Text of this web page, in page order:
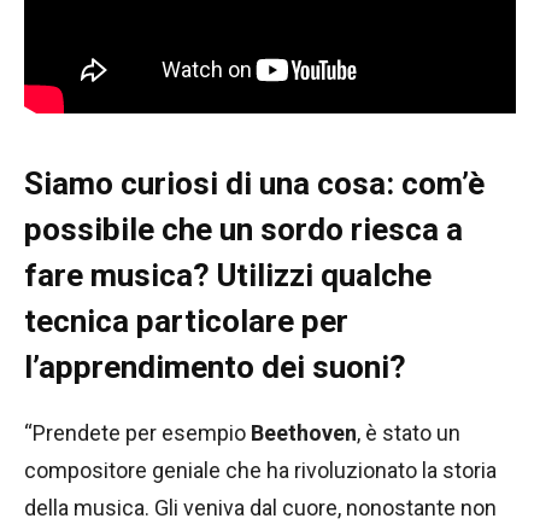
Siamo curiosi di una cosa: com’è
possibile che un sordo riesca a
fare musica? Utilizzi qualche
tecnica particolare per
l’apprendimento dei suoni?
“Prendete per esempio Beethoven, è stato un
compositore geniale che ha rivoluzionato la storia
della musica. Gli veniva dal cuore, nonostante non